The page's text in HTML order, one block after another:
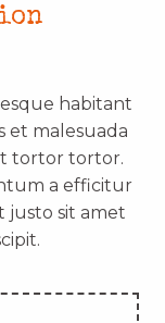
habitant
et malesuada
tortor tortor.
a efficitur
justo sit amet